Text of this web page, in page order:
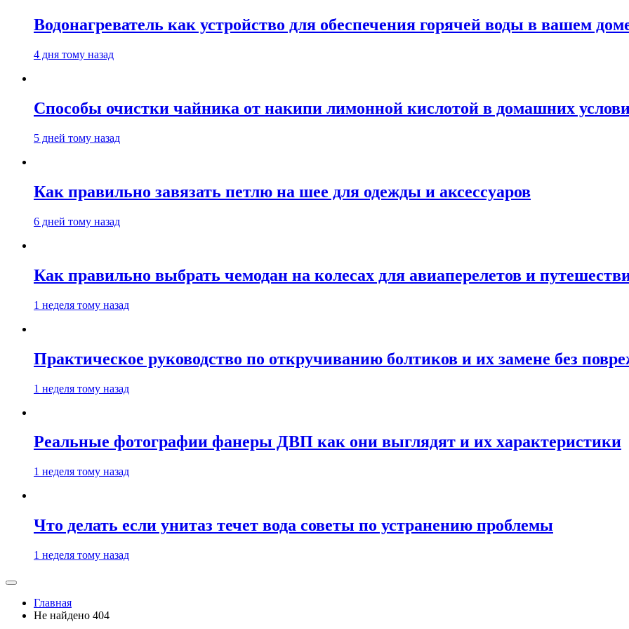
Водонагреватель как устройство для обеспечения горячей воды в вашем
4 дня тому назад
Способы очистки чайника от накипи лимонной кислотой в домашних
5 дней тому назад
Как правильно завязать петлю на шее для одежды и аксессуаров
6 дней тому назад
Как правильно выбрать чемодан на колесах для авиаперелетов и
1 неделя тому назад
Практическое руководство по откручиванию болтиков и их замене без
1 неделя тому назад
Реальные фотографии фанеры ДВП как они выглядят и их характеристики
1 неделя тому назад
Что делать если унитаз течет вода советы по устранению проблемы
1 неделя тому назад
Главная
Не найдено 404